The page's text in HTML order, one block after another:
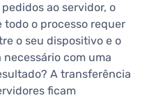
ao servidor, o
o processo requer
o seu dispositivo e o
com uma
A transferência
ficam